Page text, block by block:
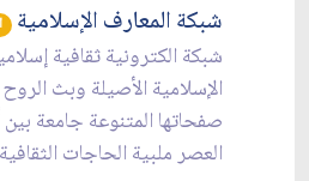
شبكة المعارف الإسلامية
شبكة الكترونية ثقافية
الإسلامية الأصيلة وبث
صفحاتها المتنوعة جامعة
العصر ملبية الحاجات